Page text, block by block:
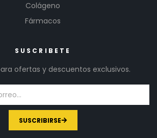
Colágeno
Fármacos
SUSCRIBETE
ofertas y descuentos exclusivos.
SUSCRIBIRSE